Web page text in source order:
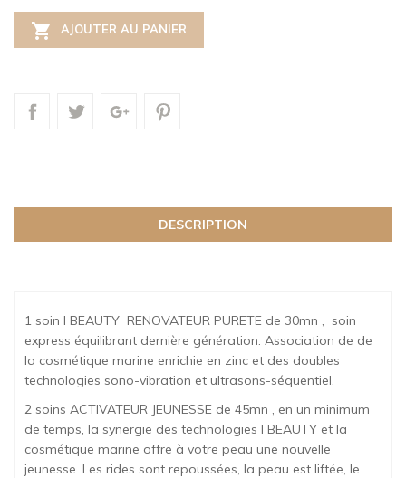
 AJOUTER AU PANIER
DESCRIPTION
1 soin I BEAUTY RENOVATEUR PURETE de 30mn , soin
express équilibrant dernière génération. Association de de
la cosmétique marine enrichie en zinc et des doubles
technologies sono-vibration et ultrasons-séquentiel.
2 soins ACTIVATEUR JEUNESSE de 45mn , en un minimum
de temps, la synergie des technologies I BEAUTY et la
cosmétique marine offre à votre peau une nouvelle
jeunesse. Les rides sont repoussées, la peau est liftée, le